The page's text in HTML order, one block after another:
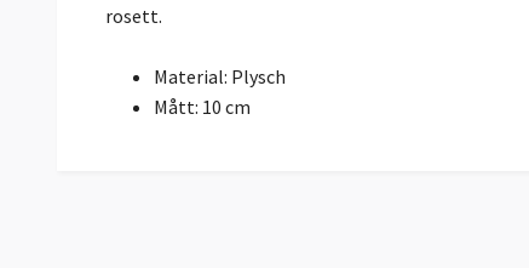
rosett.
Material: Plysch
Mått: 10 cm